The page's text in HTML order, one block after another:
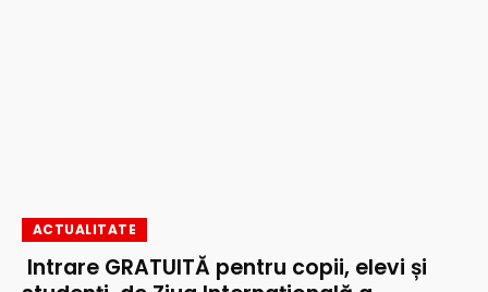
ACTUALITATE
Intrare GRATUITĂ pentru copii, elevi și